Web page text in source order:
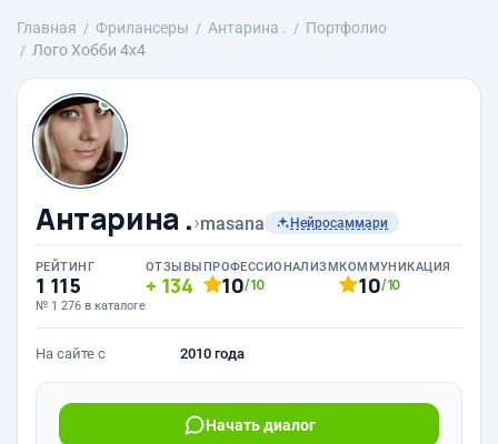
Главная Фрилансеры Антарина .
Портфолио
Лого Хобби 4х4
Антарина .›masana Нейросаммари
РЕЙТИНГ
1 115
№ 1 276 в каталоге
ОТЗЫВЫ
134
ПРОФЕССИОНАЛИЗМ
10/10
КОММУНИКАЦИЯ
10/10
На сайте с 2010 года
Начать диалог